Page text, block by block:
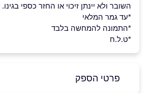
השובר ולא יינתן זיכוי או החזר כספי בגינו.
*עד גמר המלאי
*התמונה להמחשה בלבד
*ט.ל.ח
פרטי הספק